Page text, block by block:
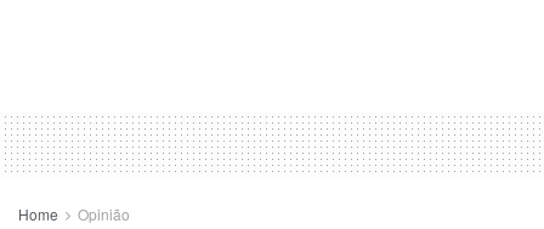
Home Opinião